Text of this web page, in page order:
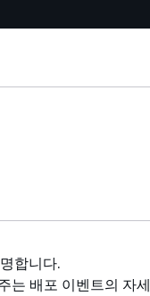
합니다.
는 배포 이벤트의 자세